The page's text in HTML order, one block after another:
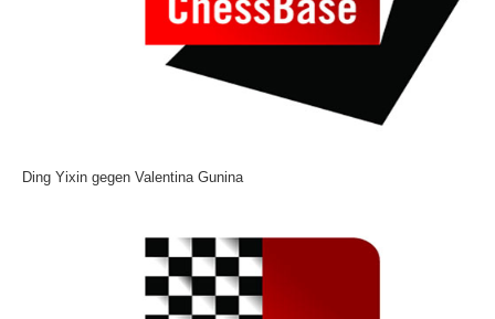
Ding Yixin gegen Valentina Gunina